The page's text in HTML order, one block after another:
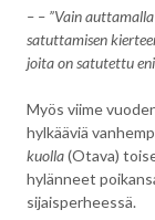
– – ”Vain
satuttamisen
joita on satutettu
Myös viime
hylkääviä
kuolla(Otava)
hylänneet
sijaisperheessä.